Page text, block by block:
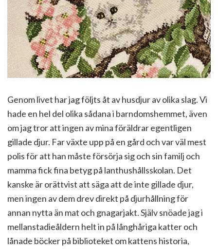
Genom livet har jag följts åt av husdjur av olika slag. Vi
hade en hel del olika sådana i barndomshemmet, även
om jag tror att ingen av mina föräldrar egentligen
gillade djur. Far växte upp på en gård och var väl mest
polis för att han måste försörja sig och sin familj och
mamma fick fina betyg på lanthushållsskolan. Det
kanske är orättvist att säga att de inte gillade djur,
men ingen av dem drev direkt på djurhållning för
annan nytta än mat och gnagarjakt. Själv snöade jag i
mellanstadieåldern helt in på långhåriga katter och
lånade böcker på biblioteket om kattens historia,